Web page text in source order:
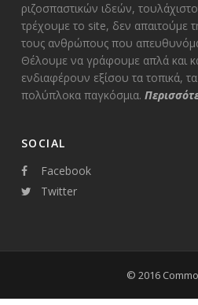
ριζοσπαστικών ιδεών,
τρέχουμε το site, δεν απαιτούμε
τους ανθρώπους που
Θέλουμε να γράφουμε απλά και
ενδιαφέρουν εξίσου τα τοπικά,
πολύπλοκα παγκόσμια.
SOCIAL
Facebook
Twitter
© 2016